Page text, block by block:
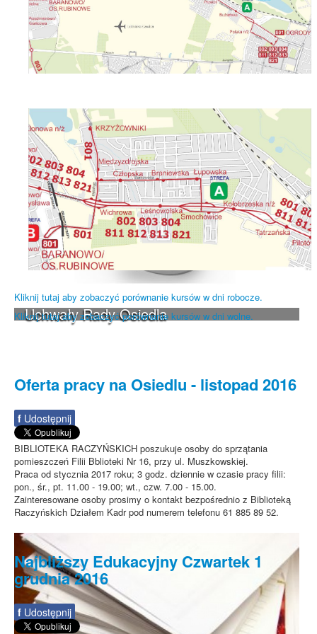
Uchwały Rady Osiedla
Kliknij tutaj aby zobaczyć porównanie kursów w dni robocze.
Kliknij tutaj aby zobaczyć porównanie kursów w dni wolne.
Oferta pracy na Osiedlu - listopad 2016
f Udostępnij
BIBLIOTEKA RACZYŃSKICH poszukuje osoby do sprzątania
pomieszczeń Filii Bblioteki Nr 16, przy ul. Muszkowskiej.
Praca od stycznia 2017 roku; 3 godz. dziennie w czasie pracy filii:
pon., śr., pt. 11.00 - 19.00; wt., czw. 7.00 - 15.00.
Zainteresowane osoby prosimy o kontakt bezpośrednio z Biblioteką
Raczyńskich Działem Kadr pod numerem telefonu 61 885 89 52.
Najbliższy Edukacyjny Czwartek 1
grudnia 2016
f Udostępnij